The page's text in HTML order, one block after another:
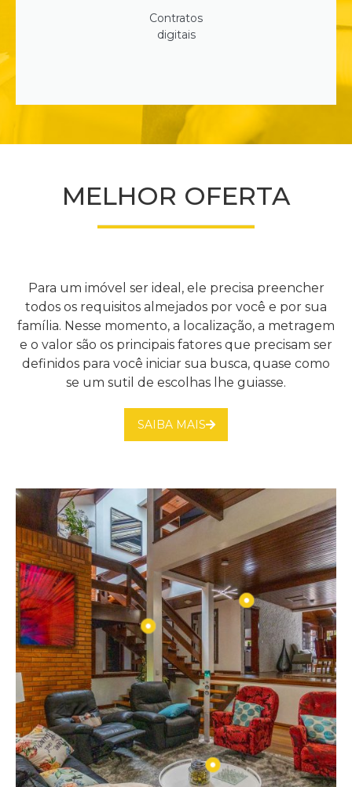
Contratos
digitais
MELHOR OFERTA
Para um imóvel ser ideal, ele precisa preencher
todos os requisitos almejados por você e por sua
família. Nesse momento, a localização, a metragem
e o valor são os principais fatores que precisam ser
definidos para você iniciar sua busca, quase como
se um sutil de escolhas lhe guiasse.
SAIBA MAIS